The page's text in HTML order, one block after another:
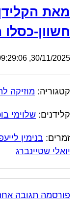
מאת
חשוון-
30/11/2025, 09:29:06
קטגוריה: מוזיקה
קלידנים: שלוימי
זמרים: בנימין
יואלי שטיינברג
פורסמה תגובה